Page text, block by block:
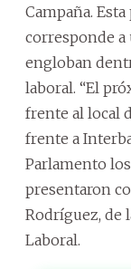
Campaña.
corresponde a
engloban
laboral. “El
frente al local
frente a
Parlamento
presentaron
Rodríguez, de
Laboral.